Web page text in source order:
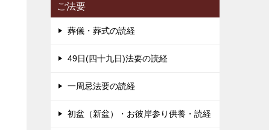
ご法要
葬儀・葬式の読経
49日(四十九日)法要の読経
一周忌法要の読経
初盆（新盆）・お彼岸参り供養・読経